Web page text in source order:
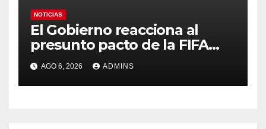
NOTICIAS
El Gobierno reacciona al
presunto pacto de la FIFA
con Marruecos para acoger
la final del Mundial 2030:
«Tiene que ser en España»
AGO 6, 2026 ADMINS